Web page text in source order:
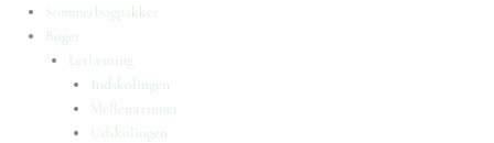
Sommerbogpakker
Bøger
Letlæsning
Indskolingen
Mellemtrinnet
Udskolingen